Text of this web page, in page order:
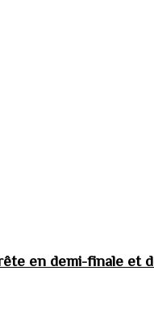
en demi-finale et